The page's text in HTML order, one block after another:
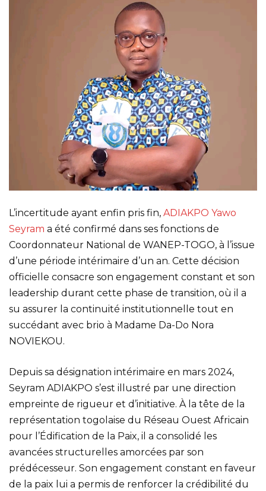
L’incertitude ayant enfin pris fin, ADIAKPO Yawo
Seyram a été confirmé dans ses fonctions de
Coordonnateur National de WANEP-TOGO, à l’issue
d’une période intérimaire d’un an. Cette décision
officielle consacre son engagement constant et son
leadership durant cette phase de transition, où il a
su assurer la continuité institutionnelle tout en
succédant avec brio à Madame Da-Do Nora
NOVIEKOU.
Depuis sa désignation intérimaire en mars 2024,
Seyram ADIAKPO s’est illustré par une direction
empreinte de rigueur et d’initiative. À la tête de la
représentation togolaise du Réseau Ouest Africain
pour l’Édification de la Paix, il a consolidé les
avancées structurelles amorcées par son
prédécesseur. Son engagement constant en faveur
de la paix lui a permis de renforcer la crédibilité du